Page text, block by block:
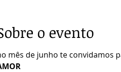
o evento
mês de junho te convidamos